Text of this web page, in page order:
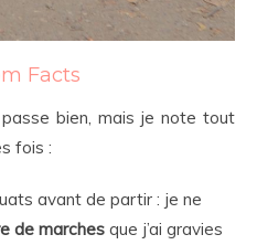
Facts
bien, mais je note tout
fois :
avant de partir : je ne
de marches que j’ai gravies